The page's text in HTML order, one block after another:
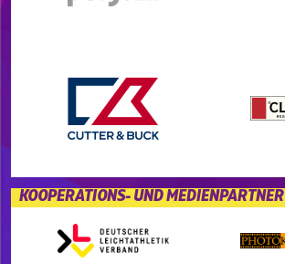
KOOPERATIONS- UND MEDIENPARTNER